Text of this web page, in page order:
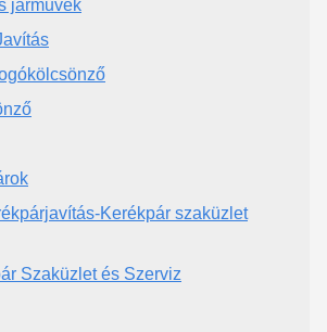
járművek
Kerékpár szaküzlet
Szaküzlet és Szerviz